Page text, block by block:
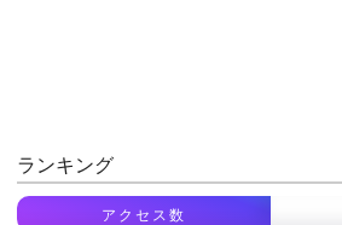
ランキング
アクセス数